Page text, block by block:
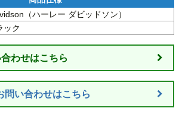
（ハーレー ダビッドソン）
ック
い合わせはこちら